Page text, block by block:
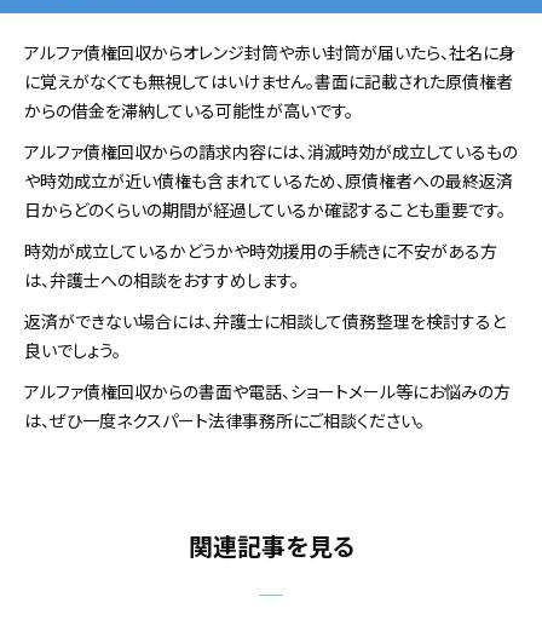
アルファ債権回収からオレンジ封筒や赤い封筒が届いたら、社名に身
に覚えがなくても無視してはいけません。書面に記載された原債権者
からの借金を滞納している可能性が高いです。
アルファ債権回収からの請求内容には、消滅時効が成立しているもの
や時効成立が近い債権も含まれているため、原債権者への最終返済
日からどのくらいの期間が経過しているか確認することも重要です。
時効が成立しているかどうかや時効援用の手続きに不安がある方
は、弁護士への相談をおすすめします。
返済ができない場合には、弁護士に相談して債務整理を検討すると
良いでしょう。
アルファ債権回収からの書面や電話、ショートメール等にお悩みの方
は、ぜひ一度ネクスパート法律事務所にご相談ください。
関連記事を見る